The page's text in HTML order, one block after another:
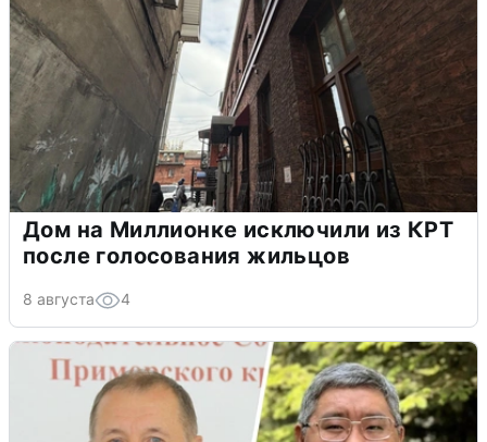
Дом на Миллионке исключили из КРТ
после голосования жильцов
8 августа 4